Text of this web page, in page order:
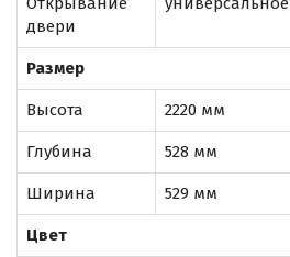
двери
Размер
Высота 2220 мм
Глубина 528 мм
Ширина 529 мм
Цвет